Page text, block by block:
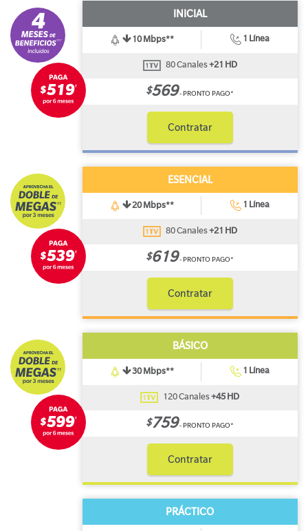
INICIAL
10 Mbps** 1 Línea
80 Canales+21 HD
$569- PRONTO PAGO*
Contratar
ESENCIAL
20 Mbps** 1 Línea
80 Canales+21 HD
$619- PRONTO PAGO*
Contratar
BÁSICO
30 Mbps** 1 Línea
120 Canales+45 HD
$759- PRONTO PAGO*
Contratar
PRÁCTICO